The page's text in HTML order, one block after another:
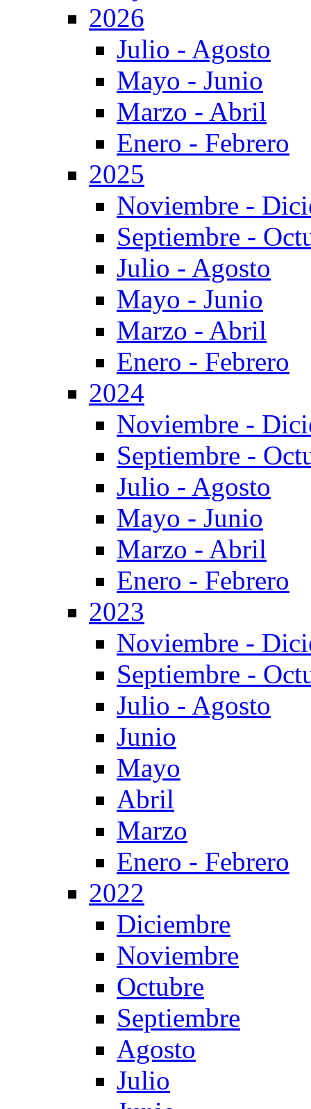
2026
Julio - Agosto
Mayo - Junio
Marzo - Abril
Enero - Febrero
2025
Noviembre -
Septiembre -
Julio - Agosto
Mayo - Junio
Marzo - Abril
Enero - Febrero
2024
Noviembre -
Septiembre -
Julio - Agosto
Mayo - Junio
Marzo - Abril
Enero - Febrero
2023
Noviembre -
Septiembre -
Julio - Agosto
Junio
Mayo
Abril
Marzo
Enero - Febrero
2022
Diciembre
Noviembre
Octubre
Septiembre
Agosto
Julio